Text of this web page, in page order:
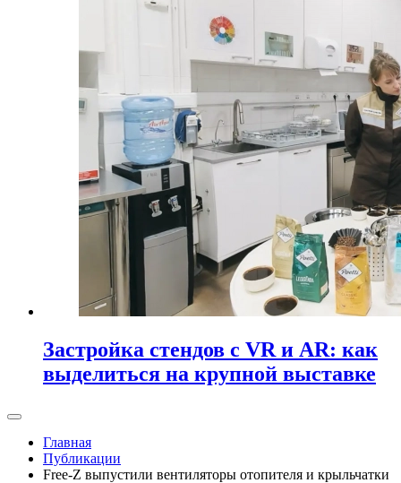
Застройка стендов с VR и AR: как
выделиться на крупной выставке
Главная
Публикации
Free-Z выпустили вентиляторы отопителя и крыльчатки